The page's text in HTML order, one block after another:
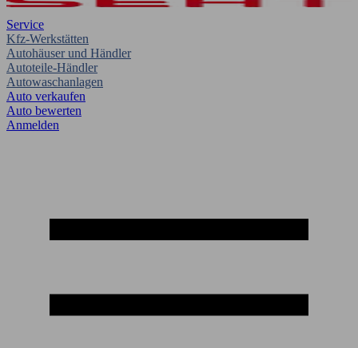
Service
Kfz-Werkstätten
Autohäuser und Händler
Autoteile-Händler
Autowaschanlagen
Auto verkaufen
Auto bewerten
Anmelden